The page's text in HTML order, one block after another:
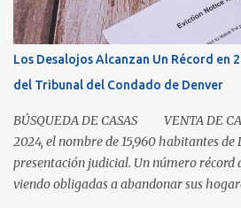
aquellos que pueden pausar, planificar y
comprometidos. La paciencia se vuelve
medida que aumenta el inventario. En
los que ingresaron al mercado durante
por ciento para las casas unifamiliares y
Los Desalojos Alcanzan Un Récord en
del Tribunal del Condado de Denver
BÚSQUEDA DE CASAS VENTA DE
2024, el nombre de 15,960 habitantes de
presentación judicial. Un número récord
viendo obligadas a abandonar sus